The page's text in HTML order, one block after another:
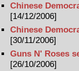
Chinese
[14/12/2006]
Chinese
[30/11/2006]
Guns N' Roses
[26/10/2006]